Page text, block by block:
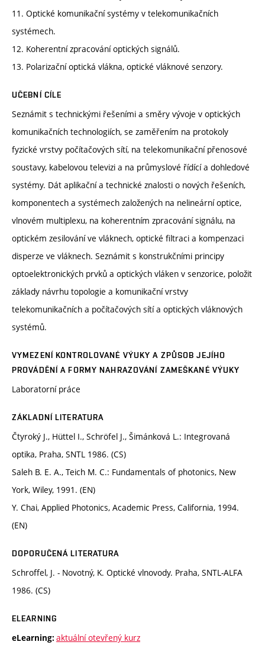
11. Optické komunikační systémy v telekomunikačních
systémech.
12. Koherentní zpracování optických signálů.
13. Polarizační optická vlákna, optické vláknové senzory.
UČEBNÍ CÍLE
Seznámit s technickými řešeními a směry vývoje v optických
komunikačních technologiích, se zaměřením na protokoly
fyzické vrstvy počítačových sítí, na telekomunikační přenosové
soustavy, kabelovou televizi a na průmyslové řídící a dohledové
systémy. Dát aplikační a technické znalosti o nových řešeních,
komponentech a systémech založených na nelineární optice,
vlnovém multiplexu, na koherentním zpracování signálu, na
optickém zesilování ve vláknech, optické filtraci a kompenzaci
disperze ve vláknech. Seznámit s konstrukčními principy
optoelektronických prvků a optických vláken v senzorice, položit
základy návrhu topologie a komunikační vrstvy
telekomunikačních a počítačových sítí a optických vláknových
systémů.
VYMEZENÍ KONTROLOVANÉ VÝUKY A ZPŮSOB JEJÍHO
PROVÁDĚNÍ A FORMY NAHRAZOVÁNÍ ZAMEŠKANÉ VÝUKY
Laboratorní práce
ZÁKLADNÍ LITERATURA
Čtyroký J., Hüttel I., Schröfel J., Šimánková L.: Integrovaná
optika, Praha, SNTL 1986. (CS)
Saleh B. E. A., Teich M. C.: Fundamentals of photonics, New
York, Wiley, 1991. (EN)
Y. Chai, Applied Photonics, Academic Press, California, 1994.
(EN)
DOPORUČENÁ LITERATURA
Schroffel, J. - Novotný, K. Optické vlnovody. Praha, SNTL-ALFA
1986. (CS)
ELEARNING
eLearning: aktuální otevřený kurz